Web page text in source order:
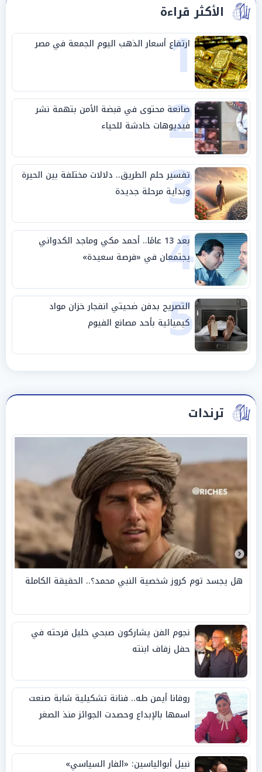
الأكثر قراءة
1
ارتفاع أسعار الذهب اليوم الجمعة في مصر
2
صانعة محتوى في قبضة الأمن بتهمة نشر
فيديوهات خادشة للحياء
3
تفسير حلم الطريق.. دلالات مختلفة بين الحيرة
وبداية مرحلة جديدة
4 بعد 13 عامًا.. أحمد مكي وماجد الكدواني
يجتمعان في «فرصة سعيدة»
5
التصريح بدفن ضحيتي انفجار خزان مواد
كيميائية بأحد مصانع الفيوم
ترندات
هل يجسد توم كروز شخصية النبي محمد؟.. الحقيقة الكاملة
نجوم الفن يشاركون صبحي خليل فرحته في
حفل زفاف ابنته
روفانا أيمن طه.. فنانة تشكيلية شابة صنعت
اسمها بالإبداع وحصدت الجوائز منذ الصغر
نبيل أبوالياسين: «الفار السياسي»